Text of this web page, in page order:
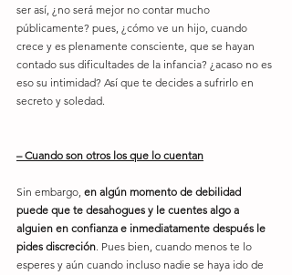
ser así, ¿no será mejor no contar mucho
públicamente? pues, ¿cómo ve un hijo, cuando
crece y es plenamente consciente, que se hayan
contado sus dificultades de la infancia? ¿acaso no es
eso su intimidad? Así que te decides a sufrirlo en
secreto y soledad.
– Cuando son otros los que lo cuentan
Sin embargo, en algún momento de debilidad
puede que te desahogues y le cuentes algo a
alguien en confianza e inmediatamente después le
pides discreción. Pues bien, cuando menos te lo
esperes y aún cuando incluso nadie se haya ido de